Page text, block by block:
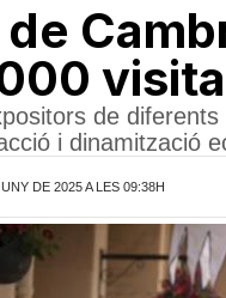
de
de
i dinamització
DE 2025 A LES 09:38H